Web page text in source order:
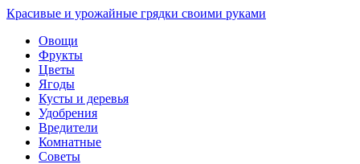
Красивые и урожайные грядки своими руками
Овощи
Фрукты
Цветы
Ягоды
Кусты и деревья
Удобрения
Вредители
Комнатные
Советы